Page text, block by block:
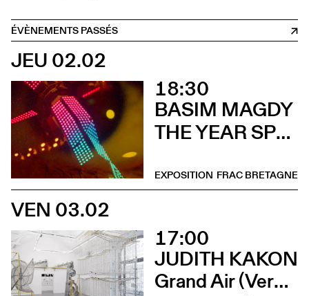
ÉVÈNEMENTS PASSÉS
JEU 02.02
18:30
BASIM MAGDY
THE YEAR SPRING ARRIVED IN SEPTEMBER (Vernissage)
FRAC BRETAGNE
EXPOSITION
VEN 03.02
17:00
JUDITH KAKON
Grand Air (Vernissage)